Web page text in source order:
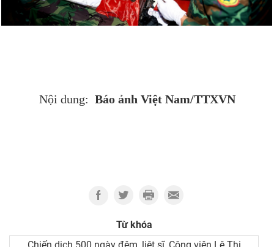
Nội dung: Báo ảnh Việt Nam/TTXVN
Từ khóa